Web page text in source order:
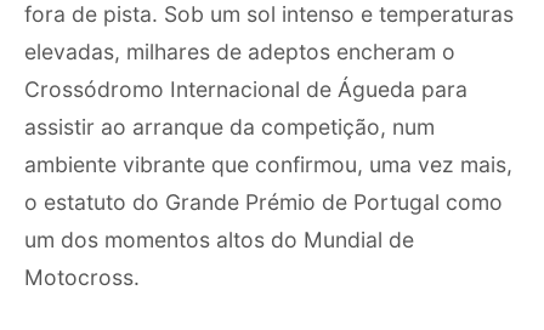
fora de pista. Sob um sol intenso e temperaturas
elevadas, milhares de adeptos encheram o
Crossódromo Internacional de Águeda para
assistir ao arranque da competição, num
ambiente vibrante que confirmou, uma vez mais,
o estatuto do Grande Prémio de Portugal como
um dos momentos altos do Mundial de
Motocross.